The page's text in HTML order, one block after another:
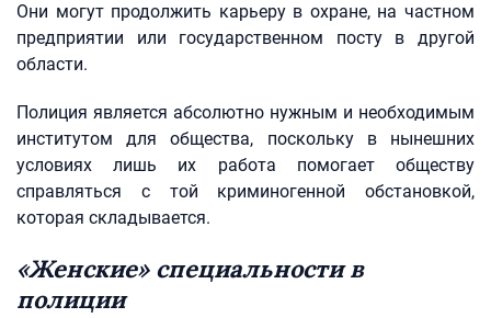
Они могут продолжить карьеру в охране, на частном
предприятии или государственном посту в другой
области.
Полиция является абсолютно нужным и необходимым
институтом для общества, поскольку в нынешних
условиях лишь их работа помогает обществу
справляться с той криминогенной обстановкой,
которая складывается.
«Женские» специальности в
полиции